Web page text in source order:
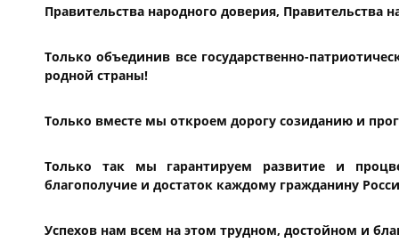
Правительства народного доверия, Правительства
Только объединив все государственно-
родной страны!
Только вместе мы откроем дорогу созиданию и
Только так мы гарантируем развитие и
благополучие и достаток каждому гражданину
Успехов нам всем на этом трудном, достойном и